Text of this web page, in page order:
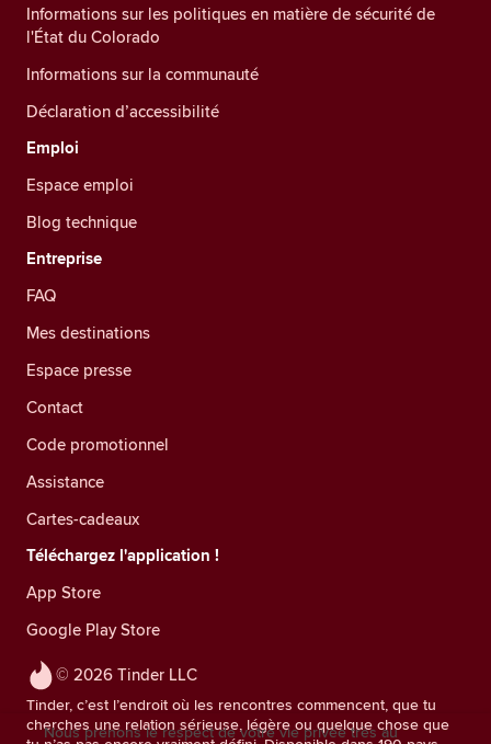
© 2026 Tinder LLC
Tinder, c’est l’endroit où les rencontres commencent, que tu
cherches une relation sérieuse, légère ou quelque chose que
Informations sur les politiques en matière de sécurité de
l'État du Colorado
Informations sur la communauté
Déclaration d’accessibilité
Emploi
Espace emploi
Blog technique
Entreprise
FAQ
Mes destinations
Espace presse
Contact
Code promotionnel
Assistance
Cartes-cadeaux
Téléchargez l'application !
App Store
Google Play Store
Nous prenons le respect de votre vie privée très au